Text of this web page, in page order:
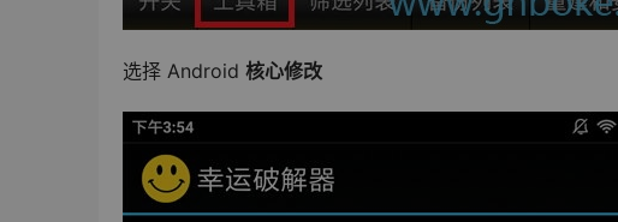
选择 Android 核心修改